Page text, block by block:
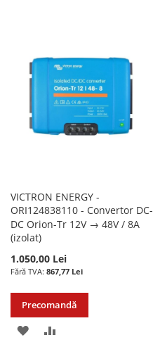
VICTRON ENERGY -
ORI124838110 - Convertor DC-
DC Orion-Tr 12V → 48V / 8A
(izolat)
1.050,00 Lei
867,77 Lei
Precomandă
ADAUGATI